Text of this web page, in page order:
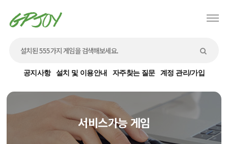
공지사항 설치 및 이용안내 자주찾는 질문 계정 관리/가입
서비스가능 게임